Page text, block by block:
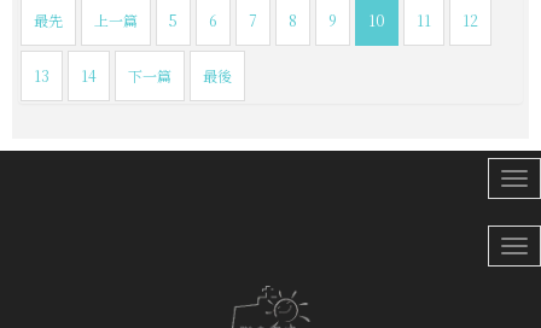
最先 上一篇 5 6 7 8 9 10 11 12
13 14 下一篇 最後